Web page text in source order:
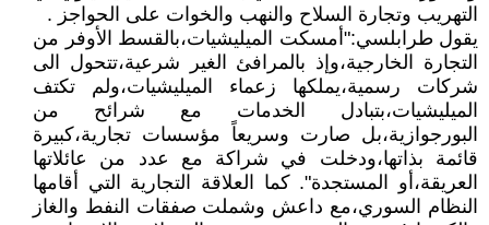
التهريب وتجارة السلاح والنهب والخوات على الحواجز .
يقول طرابلسي:"أمسكت الميليشيات،بالقسط الأوفر من
التجارة الخارجية،وإذ بالمرافئ الغير شرعية،تتحول الى
شركات رسمية،يملكها زعماء الميليشيات،ولم تكتف
الميليشيات،بتبادل الخدمات مع شرائح من
البورجوازية،بل صارت وسريعاً مؤسسات تجارية،كبيرة
قائمة بذاتها،ودخلت في شراكة مع عدد من عائلاتها
العريقة،أو المستجدة". كما العلاقة التجارية التي أقامها
النظام السوري،مع داعش وشملت صفقات النفط والغاز